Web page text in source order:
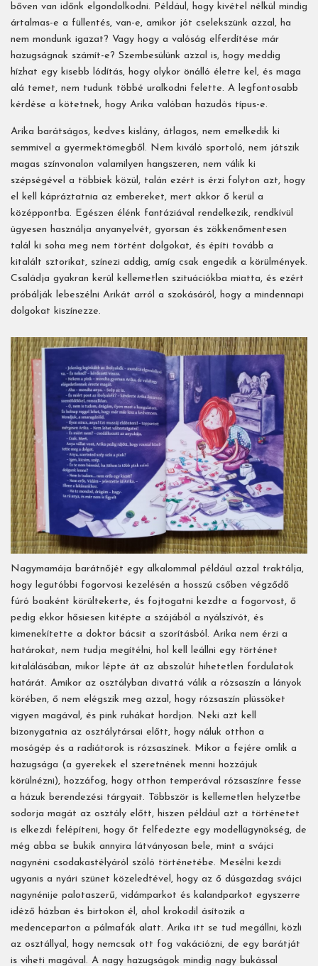
bőven van időnk elgondolkodni. Például, hogy kivétel nélkül mindig
ártalmas-e a füllentés, van-e, amikor jót cselekszünk azzal, ha
nem mondunk igazat? Vagy hogy a valóság elferdítése már
hazugságnak számít-e? Szembesülünk azzal is, hogy meddig
hízhat egy kisebb lódítás, hogy olykor önálló életre kel, és maga
alá temet, nem tudunk többé uralkodni felette. A legfontosabb
kérdése a kötetnek, hogy Arika valóban hazudós típus-e.
Arika barátságos, kedves kislány, átlagos, nem emelkedik ki
semmivel a gyermektömegből. Nem kiváló sportoló, nem játszik
magas színvonalon valamilyen hangszeren, nem válik ki
szépségével a többiek közül, talán ezért is érzi folyton azt, hogy
el kell kápráztatnia az embereket, mert akkor ő kerül a
középpontba. Egészen élénk fantáziával rendelkezik, rendkívül
ügyesen használja anyanyelvét, gyorsan és zökkenőmentesen
talál ki soha meg nem történt dolgokat, és építi tovább a
kitalált sztorikat, színezi addig, amíg csak engedik a körülmények.
Családja gyakran kerül kellemetlen szituációkba miatta, és ezért
próbálják lebeszélni Arikát arról a szokásáról, hogy a mindennapi
dolgokat kiszínezze.
Nagymamája barátnőjét egy alkalommal például azzal traktálja,
hogy legutóbbi fogorvosi kezelésén a hosszú csőben végződő
fúró boaként körültekerte, és fojtogatni kezdte a fogorvost, ő
pedig ekkor hősiesen kitépte a szájából a nyálszívót, és
kimenekítette a doktor bácsit a szorításból. Arika nem érzi a
határokat, nem tudja megítélni, hol kell leállni egy történet
kitalálásában, mikor lépte át az abszolút hihetetlen fordulatok
határát. Amikor az osztályban divattá válik a rózsaszín a lányok
körében, ő nem elégszik meg azzal, hogy rózsaszín plüssöket
vigyen magával, és pink ruhákat hordjon. Neki azt kell
bizonygatnia az osztálytársai előtt, hogy náluk otthon a
mosógép és a radiátorok is rózsaszínek. Mikor a fejére omlik a
hazugsága (a gyerekek el szeretnének menni hozzájuk
körülnézni), hozzáfog, hogy otthon temperával rózsaszínre fesse
a házuk berendezési tárgyait. Többször is kellemetlen helyzetbe
sodorja magát az osztály előtt, hiszen például azt a történetet
is elkezdi felépíteni, hogy őt felfedezte egy modellügynökség, de
még abba se bukik annyira látványosan bele, mint a svájci
nagynéni csodakastélyáról szóló történetébe. Mesélni kezdi
ugyanis a nyári szünet közeledtével, hogy az ő dúsgazdag svájci
nagynénije palotaszerű, vidámparkot és kalandparkot egyszerre
idéző házban és birtokon él, ahol krokodil ásítozik a
medenceparton a pálmafák alatt. Arika itt se tud megállni, közli
az osztállyal, hogy nemcsak ott fog vakációzni, de egy barátját
is viheti magával. A nagy hazugságok mindig nagy bukással